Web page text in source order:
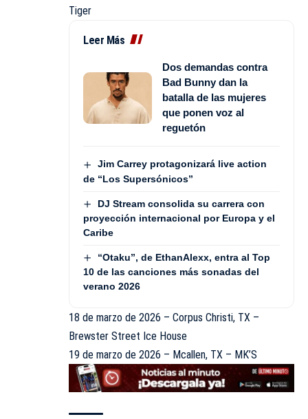
Tiger
Leer Más
Dos demandas contra
Bad Bunny dan la
batalla de las mujeres
que ponen voz al
reguetón
Jim Carrey protagonizará live action
de “Los Supersónicos”
DJ Stream consolida su carrera con
proyección internacional por Europa y el
Caribe
“Otaku”, de EthanAlexx, entra al Top
10 de las canciones más sonadas del
verano 2026
18 de marzo de 2026 – Corpus Christi, TX –
Brewster Street Ice House
19 de marzo de 2026 – Mcallen, TX – MK’S